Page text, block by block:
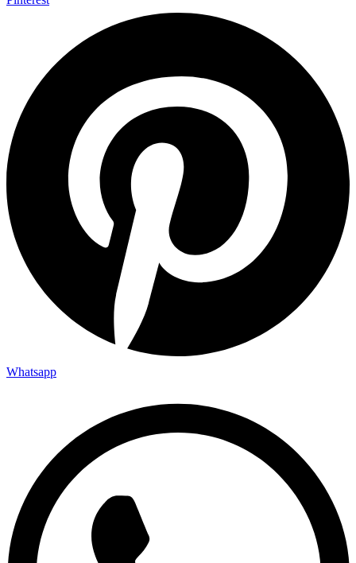
Whatsapp